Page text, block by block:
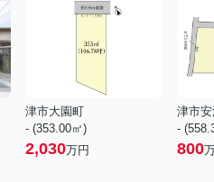
津市大園町
- (353.00㎡)
2,030万円
津市
-
800